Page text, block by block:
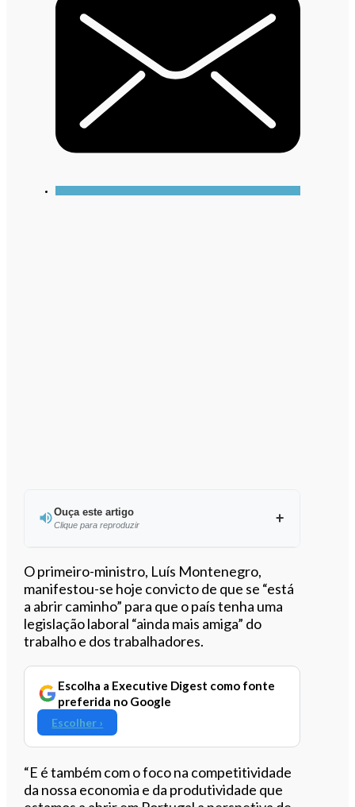
Ouça este artigo
Clique para reproduzir
Ouvir este artigo
O primeiro-ministro, Luís Montenegro,
manifestou-se hoje convicto de que se “está
a abrir caminho” para que o país tenha uma
legislação laboral “ainda mais amiga” do
trabalho e dos trabalhadores.
Escolha a Executive Digest como fonte
preferida no Google
Escolher ›
“E é também com o foco na competitividade
da nossa economia e da produtividade que